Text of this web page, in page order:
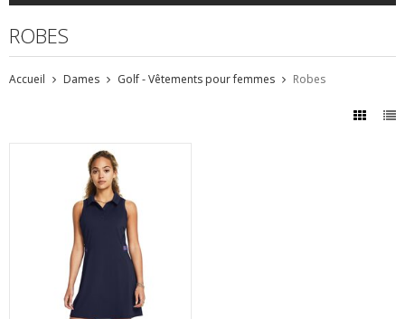
ROBES
Accueil Dames Golf - Vêtements pour femmes Robes